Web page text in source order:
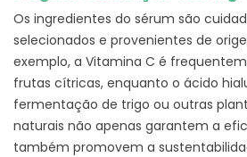
Os ingredientes do sérum são
selecionados e provenientes de
exemplo, a Vitamina C é
frutas cítricas, enquanto o ácido
fermentação de trigo ou outras
naturais não apenas garantem a
também promovem a